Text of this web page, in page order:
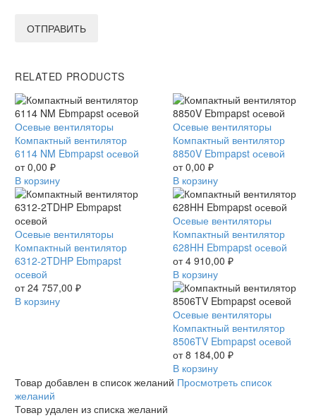
ОТПРАВИТЬ
RELATED PRODUCTS
Компактный
вентилятор
6114
NM
Ebmpapst
осевой
Осевые вентиляторы
Компактный вентилятор
6114 NM Ebmpapst осевой
от0,00 ₽
В корзину
Компактный
вентилятор
8850V
Ebmpapst
осевой
Осевые вентиляторы
Компактный вентилятор
8850V Ebmpapst осевой
от0,00 ₽
В корзину
Компактный
вентилятор
6312-
2TDHP
Ebmpapst
осевой
Осевые вентиляторы
Компактный вентилятор
6312-2TDHP Ebmpapst
осевой
от24 757,00 ₽
В корзину
Компактный
вентилятор
628HH
Ebmpapst
осевой
Осевые вентиляторы
Компактный вентилятор
628HH Ebmpapst осевой
от4 910,00 ₽
В корзину
Компактный
вентилятор
8506TV
Ebmpapst
осевой
Осевые вентиляторы
Компактный вентилятор
8506TV Ebmpapst осевой
от8 184,00 ₽
В корзину
Товар добавлен в список желаний Просмотреть список
желаний
Товар удален из списка желаний